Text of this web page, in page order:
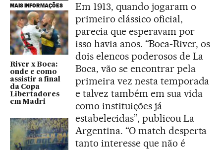
MAIS INFORMAÇÕES
River x Boca:
onde e como
assistir a final
da Copa
Libertadores
em Madri
Em 1913, quando jogaram o
primeiro clássico oficial,
parecia que esperavam por
isso havia anos. “Boca-River, os
dois elencos poderosos de La
Boca, vão se encontrar pela
primeira vez nesta temporada
e talvez também em sua vida
como instituições já
estabelecidas”, publicou La
Argentina. “O match desperta
tanto interesse que não é